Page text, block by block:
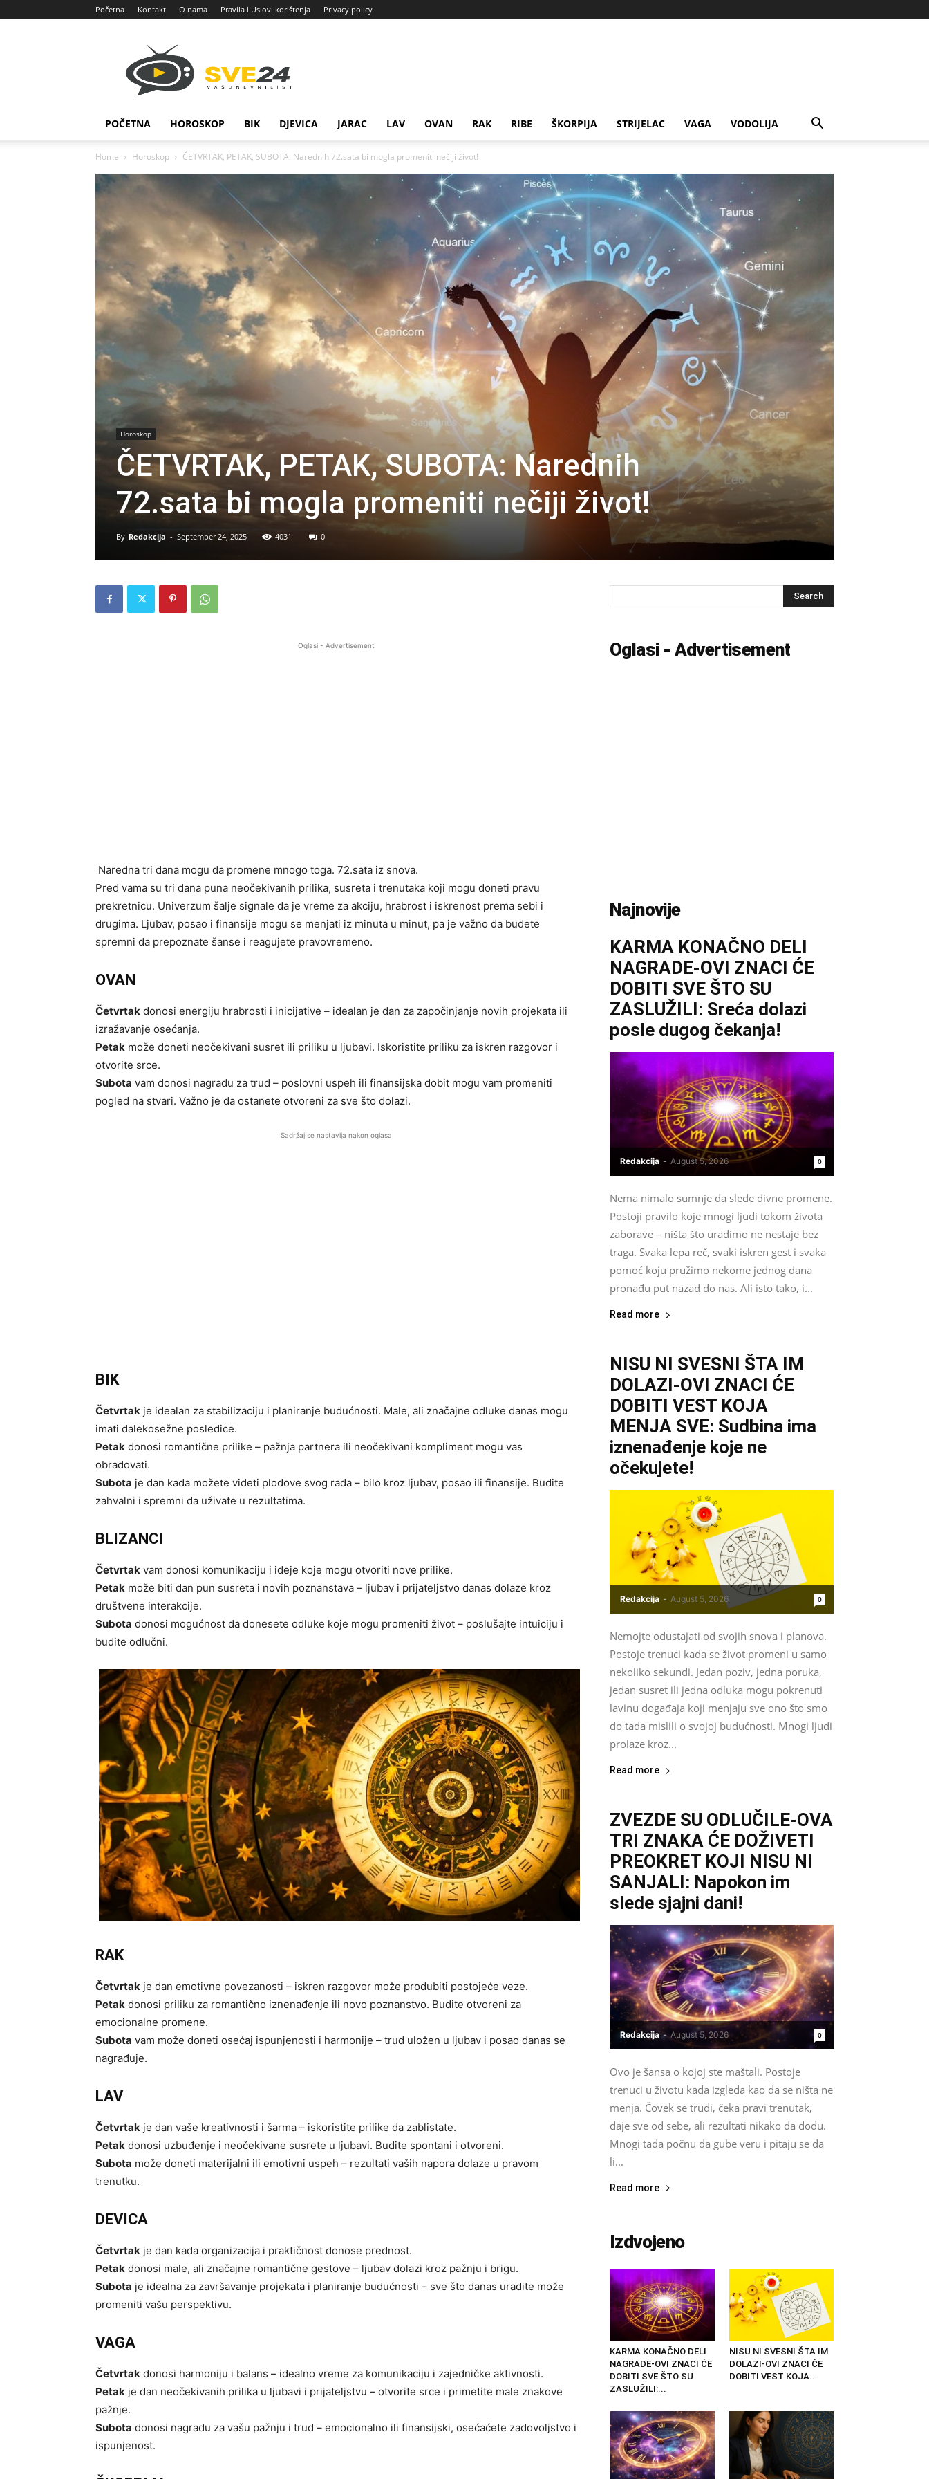
Početna Kontakt O nama Pravila i Uslovi korištenja Privacy policy
POČETNA HOROSKOP BIK DJEVICA JARAC LAV OVAN RAK RIBE ŠKORPIJA STRIJELAC VAGA VODOLIJA
Home Horoskop ČETVRTAK, PETAK, SUBOTA: Narednih 72.sata bi mogla promeniti nečiji život!
Horoskop
ČETVRTAK, PETAK, SUBOTA: Narednih
72.sata bi mogla promeniti nečiji život!
By Redakcija - September 24, 2025 4031 0
Oglasi - Advertisement
Naredna tri dana mogu da promene mnogo toga. 72.sata iz snova.
Pred vama su tri dana puna neočekivanih prilika, susreta i trenutaka koji mogu doneti pravu
prekretnicu. Univerzum šalje signale da je vreme za akciju, hrabrost i iskrenost prema sebi i
drugima. Ljubav, posao i finansije mogu se menjati iz minuta u minut, pa je važno da budete
spremni da prepoznate šanse i reagujete pravovremeno.
OVAN
Četvrtak donosi energiju hrabrosti i inicijative – idealan je dan za započinjanje novih projekata ili
izražavanje osećanja.
Petak može doneti neočekivani susret ili priliku u ljubavi. Iskoristite priliku za iskren razgovor i
otvorite srce.
Subota vam donosi nagradu za trud – poslovni uspeh ili finansijska dobit mogu vam promeniti
pogled na stvari. Važno je da ostanete otvoreni za sve što dolazi.
Sadržaj se nastavlja nakon oglasa
BIK
Četvrtak je idealan za stabilizaciju i planiranje budućnosti. Male, ali značajne odluke danas mogu
imati dalekosežne posledice.
Petak donosi romantične prilike – pažnja partnera ili neočekivani kompliment mogu vas
obradovati.
Subota je dan kada možete videti plodove svog rada – bilo kroz ljubav, posao ili finansije. Budite
zahvalni i spremni da uživate u rezultatima.
BLIZANCI
Četvrtak vam donosi komunikaciju i ideje koje mogu otvoriti nove prilike.
Petak može biti dan pun susreta i novih poznanstava – ljubav i prijateljstvo danas dolaze kroz
društvene interakcije.
Subota donosi mogućnost da donesete odluke koje mogu promeniti život – poslušajte intuiciju i
budite odlučni.
RAK
Četvrtak je dan emotivne povezanosti – iskren razgovor može produbiti postojeće veze.
Petak donosi priliku za romantično iznenađenje ili novo poznanstvo. Budite otvoreni za
emocionalne promene.
Subota vam može doneti osećaj ispunjenosti i harmonije – trud uložen u ljubav i posao danas se
nagrađuje.
LAV
Četvrtak je dan vaše kreativnosti i šarma – iskoristite prilike da zablistate.
Petak donosi uzbuđenje i neočekivane susrete u ljubavi. Budite spontani i otvoreni.
Subota može doneti materijalni ili emotivni uspeh – rezultati vaših napora dolaze u pravom
trenutku.
DEVICA
Četvrtak je dan kada organizacija i praktičnost donose prednost.
Petak donosi male, ali značajne romantične gestove – ljubav dolazi kroz pažnju i brigu.
Subota je idealna za završavanje projekata i planiranje budućnosti – sve što danas uradite može
promeniti vašu perspektivu.
VAGA
Četvrtak donosi harmoniju i balans – idealno vreme za komunikaciju i zajedničke aktivnosti.
Petak je dan neočekivanih prilika u ljubavi i prijateljstvu – otvorite srce i primetite male znakove
pažnje.
Subota donosi nagradu za vašu pažnju i trud – emocionalno ili finansijski, osećaćete zadovoljstvo i
ispunjenost.
Oglasi - Advertisement
Najnovije
KARMA KONAČNO DELI
NAGRADE-OVI ZNACI ĆE
DOBITI SVE ŠTO SU
ZASLUŽILI: Sreća dolazi
posle dugog čekanja!
Redakcija - August 5, 2026 0
Nema nimalo sumnje da slede divne promene.
Postoji pravilo koje mnogi ljudi tokom života
zaborave – ništa što uradimo ne nestaje bez
traga. Svaka lepa reč, svaki iskren gest i svaka
pomoć koju pružimo nekome jednog dana
pronađu put nazad do nas. Ali isto tako, i...
Read more
NISU NI SVESNI ŠTA IM
DOLAZI-OVI ZNACI ĆE
DOBITI VEST KOJA
MENJA SVE: Sudbina ima
iznenađenje koje ne
očekujete!
Redakcija - August 5, 2026 0
Nemojte odustajati od svojih snova i planova.
Postoje trenuci kada se život promeni u samo
nekoliko sekundi. Jedan poziv, jedna poruka,
jedan susret ili jedna odluka mogu pokrenuti
lavinu događaja koji menjaju sve ono što smo
do tada mislili o svojoj budućnosti. Mnogi ljudi
prolaze kroz...
Read more
ZVEZDE SU ODLUČILE-OVA
TRI ZNAKA ĆE DOŽIVETI
PREOKRET KOJI NISU NI
SANJALI: Napokon im
slede sjajni dani!
Redakcija - August 5, 2026 0
Ovo je šansa o kojoj ste maštali. Postoje
trenuci u životu kada izgleda kao da se ništa ne
menja. Čovek se trudi, čeka pravi trenutak,
daje sve od sebe, ali rezultati nikako da dođu.
Mnogi tada počnu da gube veru i pitaju se da
li...
Read more
Izdvojeno
KARMA KONAČNO DELI
NAGRADE-OVI ZNACI ĆE
DOBITI SVE ŠTO SU
ZASLUŽILI:...
NISU NI SVESNI ŠTA IM
DOLAZI-OVI ZNACI ĆE
DOBITI VEST KOJA...